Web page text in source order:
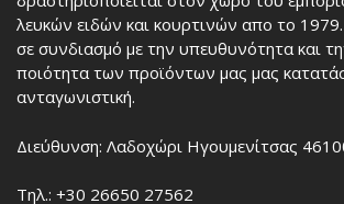
λευκών ειδών και κουρτινών απο το
σε συνδιασμό με την υπευθυνότητα και
ποιότητα των προϊόντων μας μας
ανταγωνιστική.
Διεύθυνση: Λαδοχώρι Ηγουμενίτσας
Τηλ.: +30 26650 27562